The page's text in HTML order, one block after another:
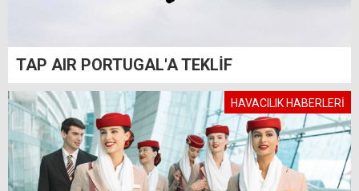
TAP AIR PORTUGAL'A TEKLİF
HAVACILIK HABERLERİ